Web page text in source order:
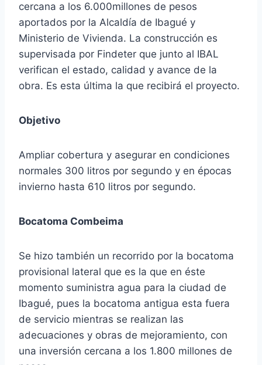
cercana a los 6.000millones de pesos
aportados por la Alcaldía de Ibagué y
Ministerio de Vivienda. La construcción es
supervisada por Findeter que junto al IBAL
verifican el estado, calidad y avance de la
obra. Es esta última la que recibirá el proyecto.
Objetivo
Ampliar cobertura y asegurar en condiciones
normales 300 litros por segundo y en épocas
invierno hasta 610 litros por segundo.
Bocatoma Combeima
Se hizo también un recorrido por la bocatoma
provisional lateral que es la que en éste
momento suministra agua para la ciudad de
Ibagué, pues la bocatoma antigua esta fuera
de servicio mientras se realizan las
adecuaciones y obras de mejoramiento, con
una inversión cercana a los 1.800 millones de